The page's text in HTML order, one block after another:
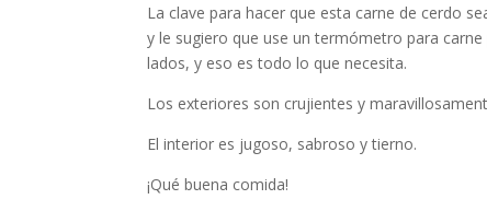
La clave para hacer que esta carne de cerdo
y le sugiero que use un termómetro para
lados, y eso es todo lo que necesita.
Los exteriores son crujientes y
El interior es jugoso, sabroso y tierno.
¡Qué buena comida!